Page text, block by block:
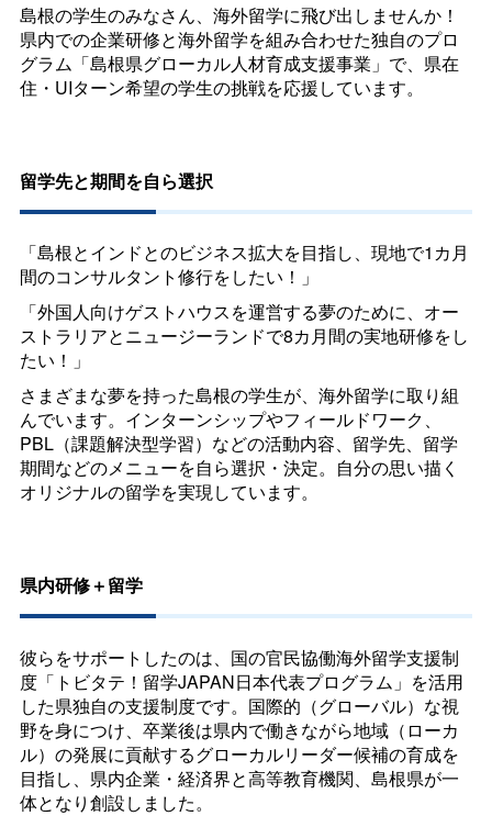
島根の学生のみなさん、海外留学に飛び出しませんか！
県内での企業研修と海外留学を組み合わせた独自のプロ
グラム「島根県グローカル人材育成支援事業」で、県在
住・UIターン希望の学生の挑戦を応援しています。
留学先と期間を自ら選択
「島根とインドとのビジネス拡大を目指し、現地で1カ月
間のコンサルタント修行をしたい！」
「外国人向けゲストハウスを運営する夢のために、オー
ストラリアとニュージーランドで8カ月間の実地研修をし
たい！」
さまざまな夢を持った島根の学生が、海外留学に取り組
んでいます。インターンシップやフィールドワーク、
PBL（課題解決型学習）などの活動内容、留学先、留学
期間などのメニューを自ら選択・決定。自分の思い描く
オリジナルの留学を実現しています。
県内研修＋留学
彼らをサポートしたのは、国の官民協働海外留学支援制
度「トビタテ！留学JAPAN日本代表プログラム」を活用
した県独自の支援制度です。国際的（グローバル）な視
野を身につけ、卒業後は県内で働きながら地域（ローカ
ル）の発展に貢献するグローカルリーダー候補の育成を
目指し、県内企業・経済界と高等教育機関、島根県が一
体となり創設しました。